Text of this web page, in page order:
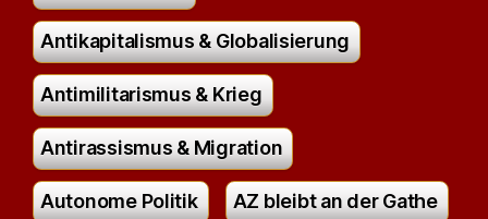
Antikapitalismus & Globalisierung
Antimilitarismus & Krieg
Antirassismus & Migration
Autonome Politik AZ bleibt an der Gathe